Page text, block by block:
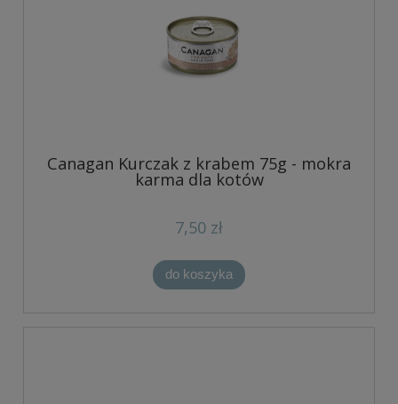
Canagan Kurczak z krabem 75g - mokra
karma dla kotów
7,50 zł
do koszyka